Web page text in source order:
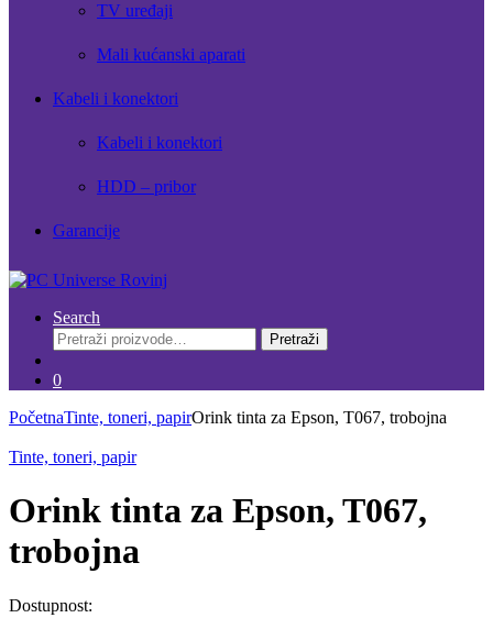
TV uređaji
Mali kućanski aparati
Kabeli i konektori
Kabeli i konektori
HDD – pribor
Garancije
Search
Pretraži:
Pretraži
0
PočetnaTinte, toneri, papirOrink tinta za Epson, T067, trobojna
Tinte, toneri, papir
Orink tinta za Epson, T067,
trobojna
Dostupnost: